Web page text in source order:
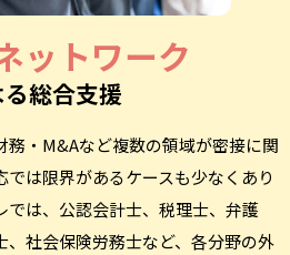
ットワーク
る総合支援
・M&Aなど複数の領域が密接に関
は限界があるケースも少なくあり
では、公認会計士、税理士、弁護
社会保険労務士など、各分野の外